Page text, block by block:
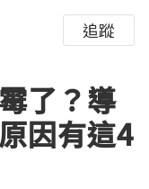
追蹤
了？導
因有這4